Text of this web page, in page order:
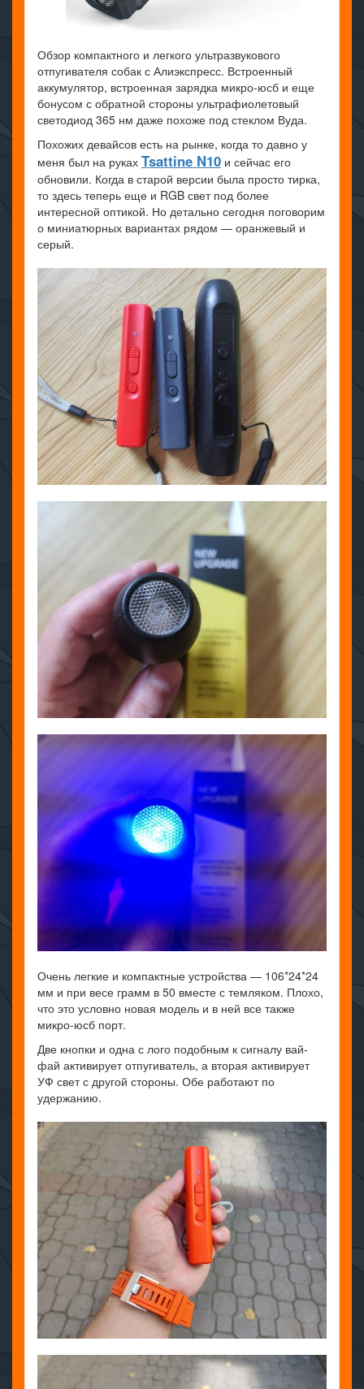
Обзор компактного и легкого ультразвукового
отпугивателя собак с Алиэкспресс. Встроенный
аккумулятор, встроенная зарядка микро-юсб и еще
бонусом с обратной стороны ультрафиолетовый
светодиод 365 нм даже похоже под стеклом Вуда.
Похожих девайсов есть на рынке, когда то давно у
меня был на руках Tsattine N10 и сейчас его
обновили. Когда в старой версии была просто тирка,
то здесь теперь еще и RGB свет под более
интересной оптикой. Но детально сегодня поговорим
о миниатюрных вариантах рядом — оранжевый и
серый.
Очень легкие и компактные устройства — 106*24*24
мм и при весе грамм в 50 вместе с темляком. Плохо,
что это условно новая модель и в ней все также
микро-юсб порт.
Две кнопки и одна с лого подобным к сигналу вай-
фай активирует отпугиватель, а вторая активирует
УФ свет с другой стороны. Обе работают по
удержанию.